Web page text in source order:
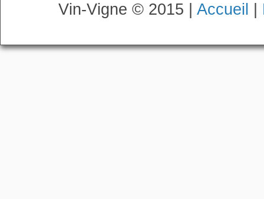
Vin-Vigne © 2015 | Accueil